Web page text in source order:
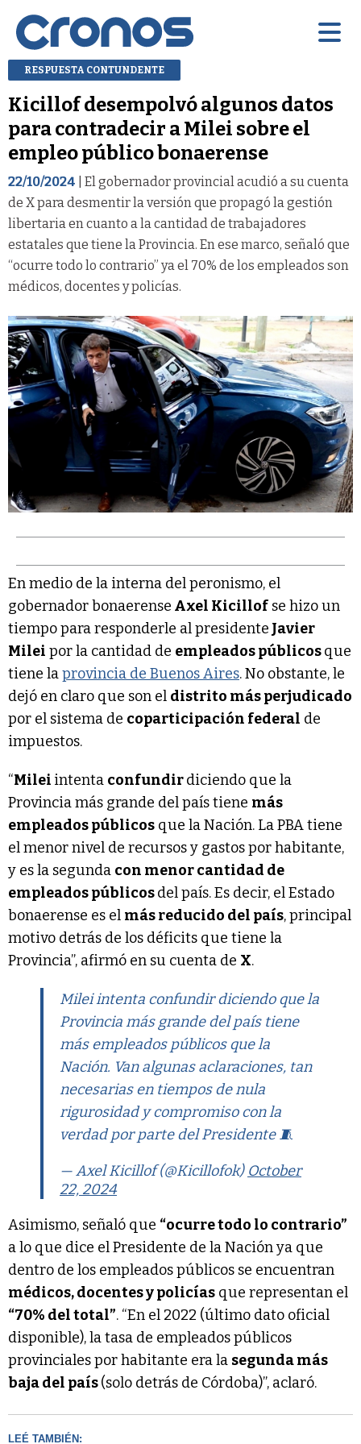
RESPUESTA CONTUNDENTE
Kicillof desempolvó algunos datos
para contradecir a Milei sobre el
empleo público bonaerense
22/10/2024 | El gobernador provincial acudió a su cuenta
de X para desmentir la versión que propagó la gestión
libertaria en cuanto a la cantidad de trabajadores
estatales que tiene la Provincia. En ese marco, señaló que
“ocurre todo lo contrario” ya el 70% de los empleados son
médicos, docentes y policías.
En medio de la interna del peronismo, el
gobernador bonaerense Axel Kicillofse hizo un
tiempo para responderle al presidente Javier
Milei por la cantidad de empleados públicosque
tiene laprovincia de Buenos Aires. No obstante, le
dejó en claro que son el distrito más perjudicado
por el sistema de coparticipación federal de
impuestos.
“Milei intenta confundirdiciendo que la
Provincia más grande del país tiene más
empleados públicos que la Nación. La PBA tiene
el menor nivel de recursos y gastos por habitante,
y es la segunda con menor cantidad de
empleados públicosdel país. Es decir, el Estado
bonaerense es el más reducido del país, principal
motivo detrás de los déficits que tiene la
Provincia”, afirmó en su cuenta de X.
Milei intenta confundir diciendo que la
Provincia más grande del país tiene
más empleados públicos que la
Nación. Van algunas aclaraciones, tan
necesarias en tiempos de nula
rigurosidad y compromiso con la
verdad por parte del Presidente 🧵
— Axel Kicillof (@Kicillofok) October
22, 2024
Asimismo, señaló que “ocurre todo lo contrario”
a lo que dice el Presidente de la Nación ya que
dentro de los empleados públicos se encuentran
médicos, docentes y policías que representan el
“70% del total”. “En el 2022 (último dato oficial
disponible), la tasa de empleados públicos
provinciales por habitante era la segunda más
baja del país(solo detrás de Córdoba)”, aclaró.
LEÉ TAMBIÉN: